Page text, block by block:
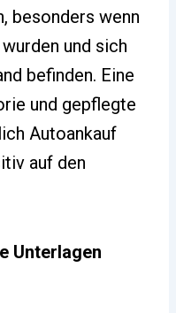
besonders wenn
und sich
befinden. Eine
und gepflegte
Autoankauf
auf den
Unterlagen